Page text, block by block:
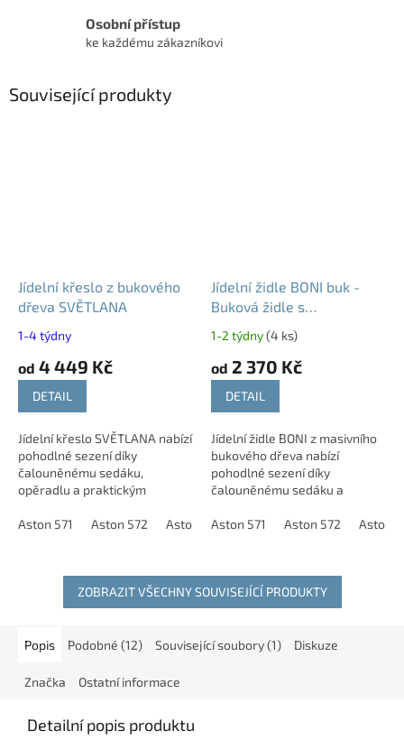
Osobní přístup
ke každému zákazníkovi
Související produkty
Jídelní křeslo z bukového
dřeva SVĚTLANA
1-4 týdny
od 4 449 Kč
DETAIL
Jídelní křeslo SVĚTLANA nabízí
pohodlné sezení díky
čalouněnému sedáku,
opěradlu a praktickým
masivního bukového dřeva
Aston 571 Aston 572 Aston 573 Aston 574 Aston 575
Jídelní židle BONI buk -
Buková židle s
1-2 týdny(4 ks)
od 2 370 Kč
DETAIL
Jídelní židle BONI z masivního
bukového dřeva nabízí
pohodlné sezení díky
čalouněnému sedáku a
konstrukce a univerzální
Aston 571 Aston 572 Aston
ZOBRAZIT VŠECHNY SOUVISEJÍCÍ PRODUKTY
Popis Podobné (12) Související soubory (1) Diskuze
Značka Ostatní informace
Detailní popis produktu